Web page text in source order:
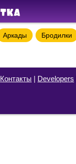
Аркады Бродилки
Контакты | Developers